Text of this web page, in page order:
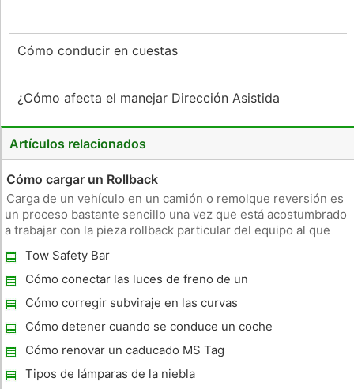
Cómo conducir en cuestas
¿Cómo afecta el manejar Dirección Asistida
Artículos relacionados
Cómo cargar un Rollback
Carga de un vehículo en un camión o remolque reversión es
un proceso bastante sencillo una vez que está acostumbrado
a trabajar con la pieza rollback particular del equipo al que
rampas cuando los vehículos de remolque debido a que toda
la
Tow Safety Bar
Cómo conectar las luces de freno de un
remolque remolque en un vehículo
remolcador
Cómo corregir subviraje en las curvas
Cómo detener cuando se conduce un coche
estándar
Cómo renovar un caducado MS Tag
Tipos de lámparas de la niebla